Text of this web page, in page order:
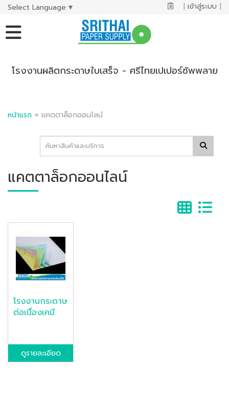
Select Language ▼ | เข้าสู่ระบบ |
โรงงานผลิตกระดาษใบเสร็จ - ศรีไทยเปเปอร์ซัพพลาย
หน้าแรก » แคตตาล็อกออนไลน์
แคตตาล็อกออนไลน์
โรงงานกระดาษ
ต่อเนื่องเคมี
ดูรายละเอียด